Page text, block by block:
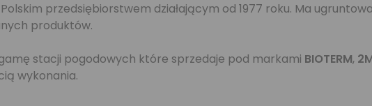
przedsiębiorstwem działającym od 1977 roku. Ma
produktów.
stacji pogodowych które sprzedaje pod markami BIOTERM,
wykonania.